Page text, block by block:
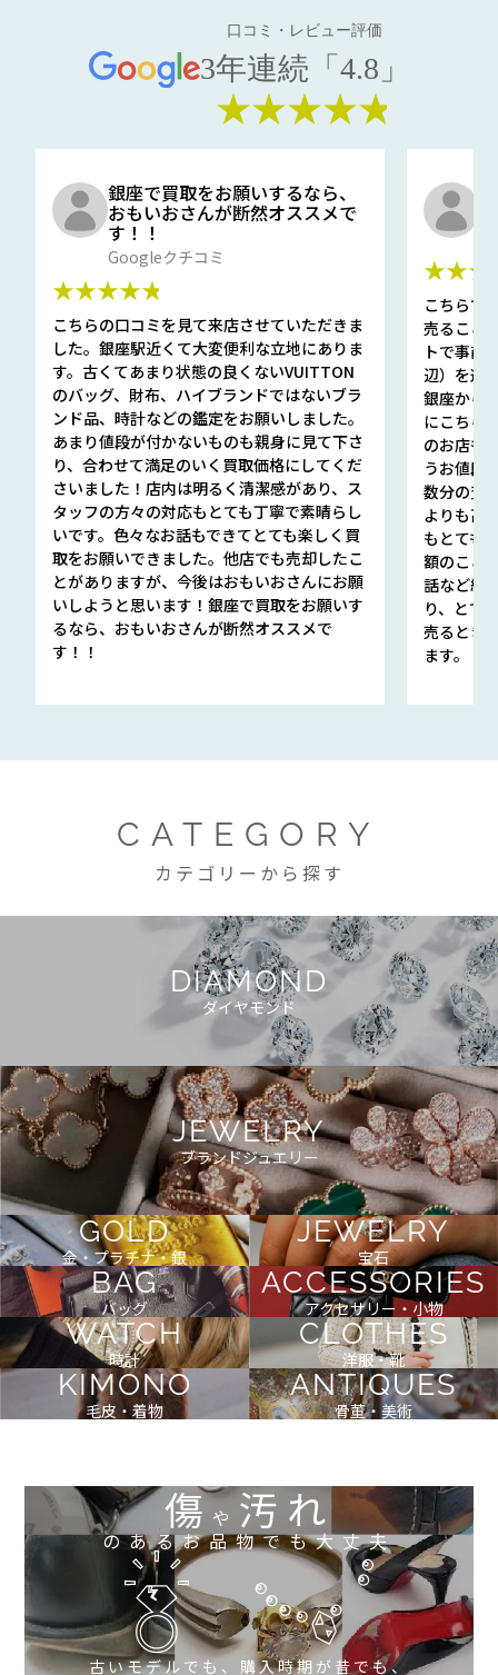
口コミ・レビュー評価
3年連続「4.8」
★★★★★
銀座で買取をお願いするなら、
おもいおさんが断然オススメで
す！！
Googleクチコミ
★★★★★
こちらの口コミを見て来店させていただきま
した。銀座駅近くて大変便利な立地にありま
す。古くてあまり状態の良くないVUITTON
のバッグ、財布、ハイブランドではないブラ
ンド品、時計などの鑑定をお願いしました。
あまり値段が付かないものも親身に見て下さ
り、合わせて満足のいく買取価格にしてくだ
さいました！店内は明るく清潔感があり、ス
タッフの方々の対応もとても丁寧で素晴らし
いです。色々なお話もできてとても楽しく買
取をお願いできました。他店でも売却したこ
とがありますが、今後はおもいおさんにお願
いしようと思います！銀座で買取をお願いす
るなら、おもいおさんが断然オススメで
す！！
こちらで
売ること
トで事前
辺）を選
銀座から
にこちら
のお店も
うお値段
数分の査
よりも高
もとても
額のこと
話など細
り、とて
売るとき
ます。
CATEGORY
カテゴリーから探す
DIAMOND
ダイヤモンド
JEWELRY
ブランドジュエリー
GOLD
金・プラチナ・銀
JEWELRY
宝石
BAG
バッグ
ACCESSORIES
アクセサリー・小物
WATCH
時計
CLOTHES
洋服・靴
KIMONO
毛皮・着物
ANTIQUES
骨董・美術
傷や 汚れ
のあるお品物でも大丈夫
古いモデルでも、購入時期が昔でも、